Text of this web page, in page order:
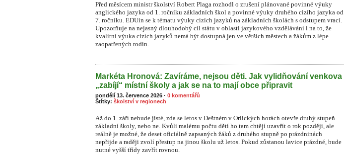
Před měsícem ministr školství Robert Plaga rozhodl o zrušení plánované povinné výuky
anglického jazyka od 1. ročníku základních škol a povinné výuky druhého cizího jazyka od
7. ročníku. EDUin se k tématu výuky cizích jazyků na základních školách s odstupem vrací.
Upozorňuje na nejasný dlouhodobý cíl státu v oblasti jazykového vzdělávání i na to, že
kvalitní výuka cizích jazyků nemá být dostupná jen ve větších městech a žákům z lépe
zaopatřených rodin.
Markéta Hronová: Zavíráme, nejsou děti. Jak vylidňování venkova
„zabíjí“ místní školy a jak se na to mají obce připravit
pondělí 13. července 2026 · 0 komentářů
Štítky: školství v regionech
Až do 1. září nebude jisté, zda se letos v Deštném v Orlických horách otevře druhý stupeň
základní školy, nebo ne. Kvůli malému počtu dětí ho tam chtějí uzavřít o rok později, ale
reálně je možné, že deset oficiálně zapsaných žáků z druhého stupně po prázdninách
nepřijde a raději zvolí přestup na jinou školu už letos. Pokud zůstanou lavice prázdné, bude
nutné vyšší třídy zavřít rovnou.